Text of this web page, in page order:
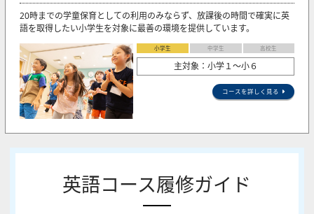
20時までの学童保育としての利用のみならず、放課後の時間で確実に英
語を取得したい小学生を対象に最善の環境を提供しています。
小学生 中学生 高校生
主対象：小学１～小６
コースを詳しく見る
英語コース履修ガイド